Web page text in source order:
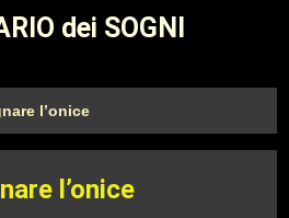
principale
dei SOGNI
l’onice
l’onice